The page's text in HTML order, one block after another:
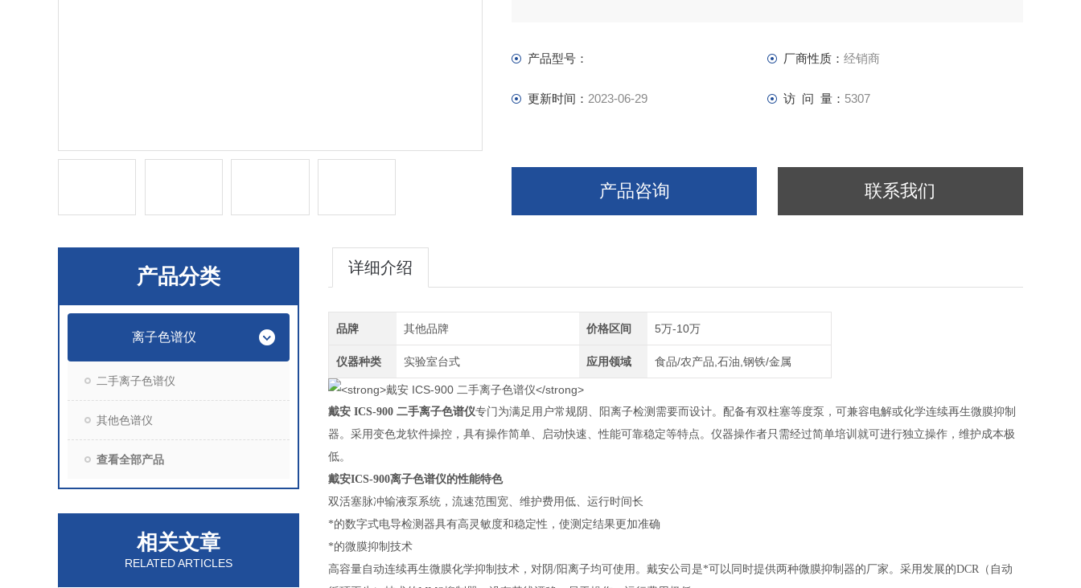
产品型号： 厂商性质： 经销商
更新时间： 2023-06-29 访 问 量： 5307
产品咨询 联系我们
产品分类
离子色谱仪
二手离子色谱仪
其他色谱仪
查看全部产品
相关文章
RELATED ARTICLES
详细介绍
品牌 其他品牌 价格区间 5万-10万
仪器种类 实验室台式 应用领域 食品/农产品,石油,钢铁/金属
戴安 ICS-900 二手离子色谱仪专门为满足用户常规阴、阳离子检测需要而设计。配备有双柱塞等度泵，可兼容电解或化学连续再生微膜抑制
器。采用变色龙软件操控，具有操作简单、启动快速、性能可靠稳定等特点。仪器操作者只需经过简单培训就可进行独立操作，维护成本极
低。
戴安ICS-900离子色谱仪的性能特色
双活塞脉冲输液泵系统，流速范围宽、维护费用低、运行时间长
*的数字式电导检测器具有高灵敏度和稳定性，使测定结果更加准确
*的微膜抑制技术
高容量自动连续再生微膜化学抑制技术，对阴/阳离子均可使用。戴安公司是*可以同时提供两种微膜抑制器的厂家。采用发展的DCR（自动